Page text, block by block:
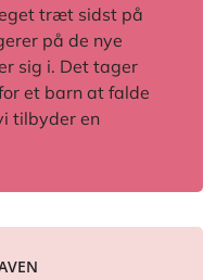
træt sidst på
på de nye
sig i. Det tager
et barn at falde
tilbyder en